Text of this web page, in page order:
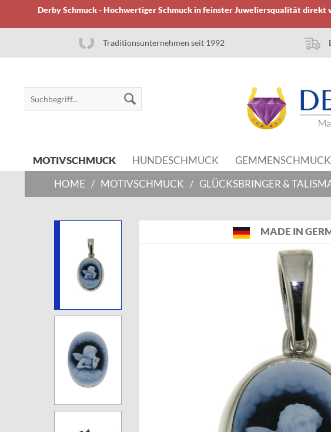
Derby Schmuck - Hochwertiger Schmuck in feinster Juweliersqualität direkt
Traditionsunternehmen seit 1992
MOTIVSCHMUCK HUNDESCHMUCK GEMMENSCHMUCK
HOME / MOTIVSCHMUCK / GLÜCKSBRINGER &
MADE IN